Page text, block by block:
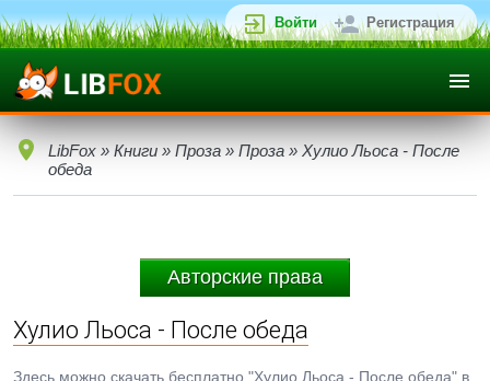
Войти Регистрация
LibFox » Книги » Проза » Проза » Хулио Льоса - После
обеда
Авторские права
Хулио Льоса - После обеда
Здесь можно скачать бесплатно "Хулио Льоса - После обеда" в